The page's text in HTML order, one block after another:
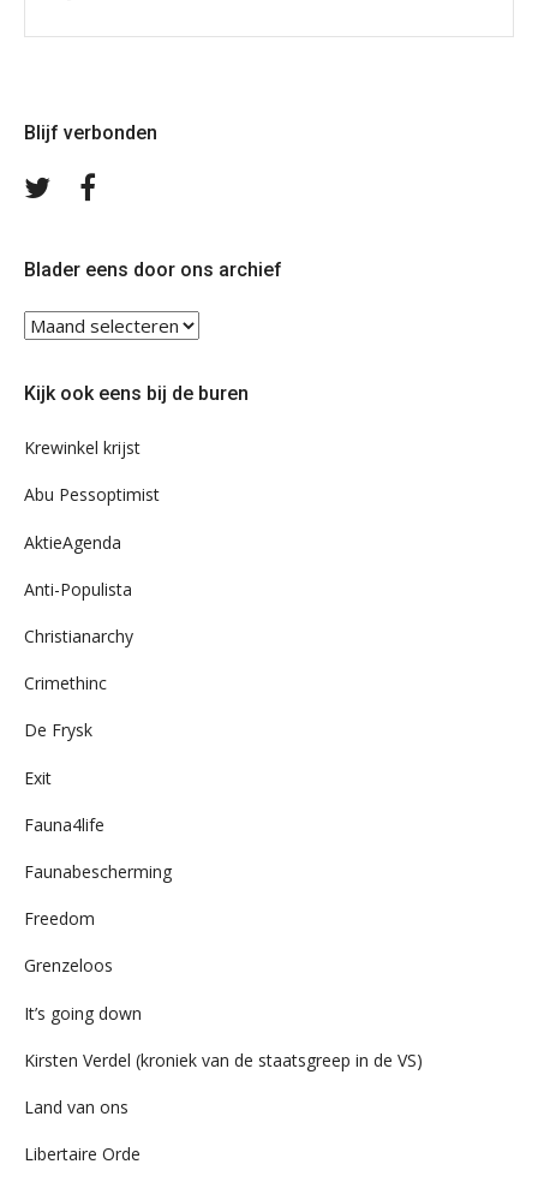
Blijf verbonden
Volg
Blader eens door ons archief
Blader
ons
Kijk ook eens bij de buren
Krewinkel krijst
Abu Pessoptimist
AktieAgenda
Anti-Populista
Christianarchy
Crimethinc
De Frysk
Exit
Fauna4life
Faunabescherming
Freedom
Grenzeloos
It’s going down
Kirsten Verdel (kroniek van de staatsgreep in de VS)
Land van ons
Libertaire Orde